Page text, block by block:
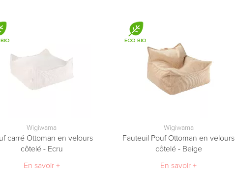
Wigiwama
carré Ottoman en velours
côtelé - Ecru
En savoir +
Wigiwama
Fauteuil Pouf Ottoman en velours
côtelé - Beige
En savoir +